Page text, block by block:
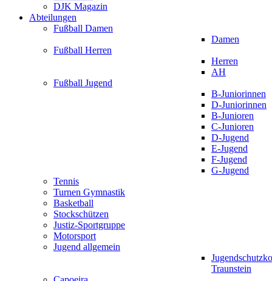
DJK Magazin
Abteilungen
Fußball Damen
Damen
Fußball Herren
Herren
AH
Fußball Jugend
B-Juniorinnen
D-Juniorinnen
B-Junioren
C-Junioren
D-Jugend
E-Jugend
F-Jugend
G-Jugend
Tennis
Turnen Gymnastik
Basketball
Stockschützen
Justiz-Sportgruppe
Motorsport
Jugend allgemein
Traunstein